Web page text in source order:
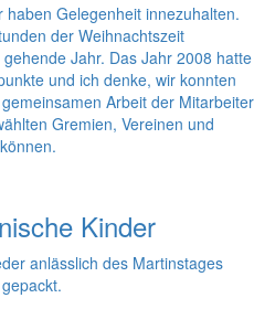
Gelegenheit innezuhalten.
der Weihnachtszeit
Jahr. Das Jahr 2008 hatte
und ich denke, wir konnten
Arbeit der Mitarbeiter
Gremien, Vereinen und
Kinder
anlässlich des Martinstages